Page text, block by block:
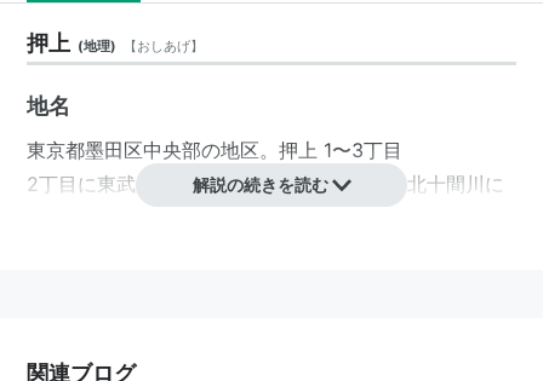
押上 (地理) 【おしあげ】
地名
東京都墨田区中央部の地区。押上 1〜3丁目
2丁目に東武鉄道
本社があり、近傍を流れる北十間川に
解説の続きを読む
関連ブログ